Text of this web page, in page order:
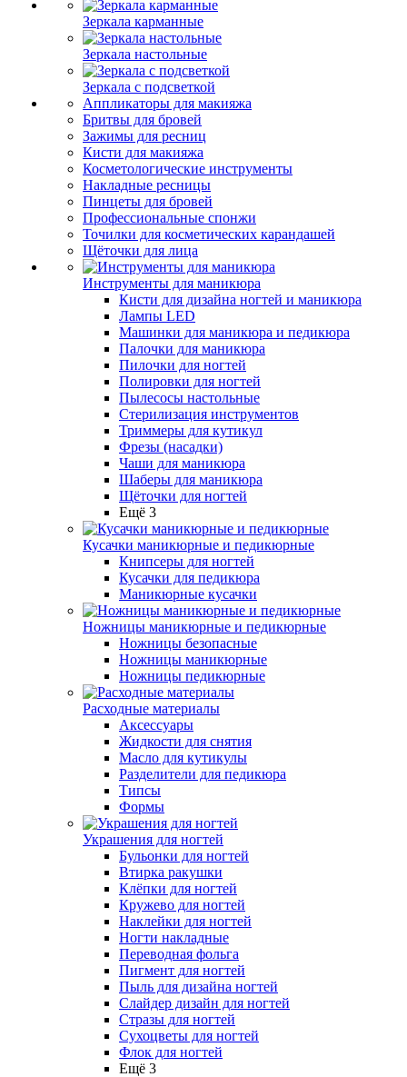
Зеркала карманные
Зеркала настольные
Зеркала с подсветкой
Аппликаторы для макияжа
Бритвы для бровей
Зажимы для ресниц
Кисти для макияжа
Косметологические инструменты
Накладные ресницы
Пинцеты для бровей
Профессиональные спонжи
Точилки для косметических карандашей
Щёточки для лица
Инструменты для маникюра
Кисти для дизайна ногтей и маникюра
Лампы LED
Машинки для маникюра и педикюра
Палочки для маникюра
Пилочки для ногтей
Полировки для ногтей
Пылесосы настольные
Стерилизация инструментов
Триммеры для кутикул
Фрезы (насадки)
Чаши для маникюра
Шаберы для маникюра
Щёточки для ногтей
Ещё 3
Кусачки маникюрные и педикюрные
Книпсеры для ногтей
Кусачки для педикюра
Маникюрные кусачки
Ножницы маникюрные и педикюрные
Ножницы безопасные
Ножницы маникюрные
Ножницы педикюрные
Расходные материалы
Аксессуары
Жидкости для снятия
Масло для кутикулы
Разделители для педикюра
Типсы
Формы
Украшения для ногтей
Бульонки для ногтей
Втирка ракушки
Клёпки для ногтей
Кружево для ногтей
Наклейки для ногтей
Ногти накладные
Переводная фольга
Пигмент для ногтей
Пыль для дизайна ногтей
Слайдер дизайн для ногтей
Стразы для ногтей
Сухоцветы для ногтей
Флок для ногтей
Ещё 3